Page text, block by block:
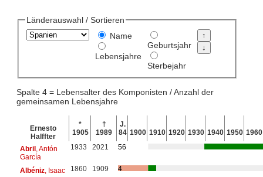
Länderauswahl / Sortieren
Name
Lebensjahre
Geburtsjahr
Sterbejahr
Spalte 4 = Lebensalter des Komponisten / Anzahl der
gemeinsamen Lebensjahre
Ernesto
Halffter
*
1905
†
1989
J.
84 1900 1910 1920 1930 1940 1950 1960
Abril, Antón
García
1933 2021 56
Albéniz, Isaac 1860 1909
4